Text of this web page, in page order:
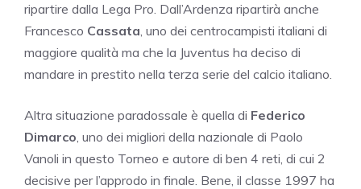
ripartire dalla Lega Pro. Dall’Ardenza ripartirà anche
Francesco Cassata, uno dei centrocampisti italiani di
maggiore qualità ma che la Juventus ha deciso di
mandare in prestito nella terza serie del calcio italiano.
Altra situazione paradossale è quella di Federico
Dimarco, uno dei migliori della nazionale di Paolo
Vanoli in questo Torneo e autore di ben 4 reti, di cui 2
decisive per l’approdo in finale. Bene, il classe 1997 ha